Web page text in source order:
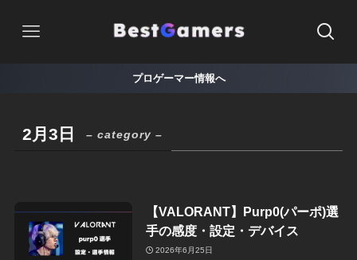
プロゲーマー情報へ
2月3日 – category –
【VALORANT】Purp0(パーポ)選
手の感度・設定・デバイス
2026年6月25日